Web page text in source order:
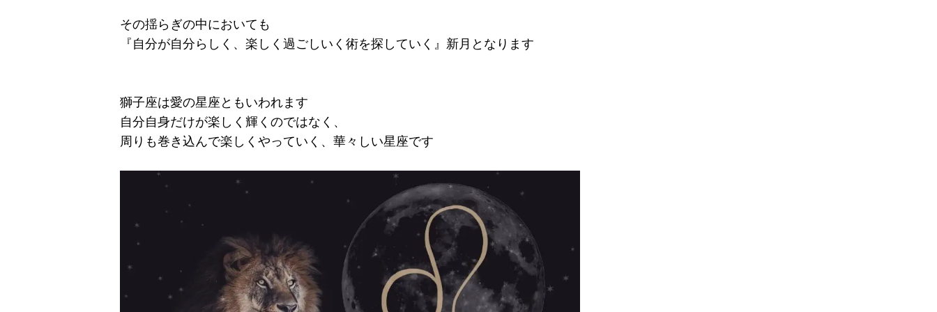
その揺らぎの中においても
『自分が自分らしく、楽しく過ごしいく術を探していく』新月となります
獅子座は愛の星座ともいわれます
自分自身だけが楽しく輝くのではなく、
周りも巻き込んで楽しくやっていく、華々しい星座です